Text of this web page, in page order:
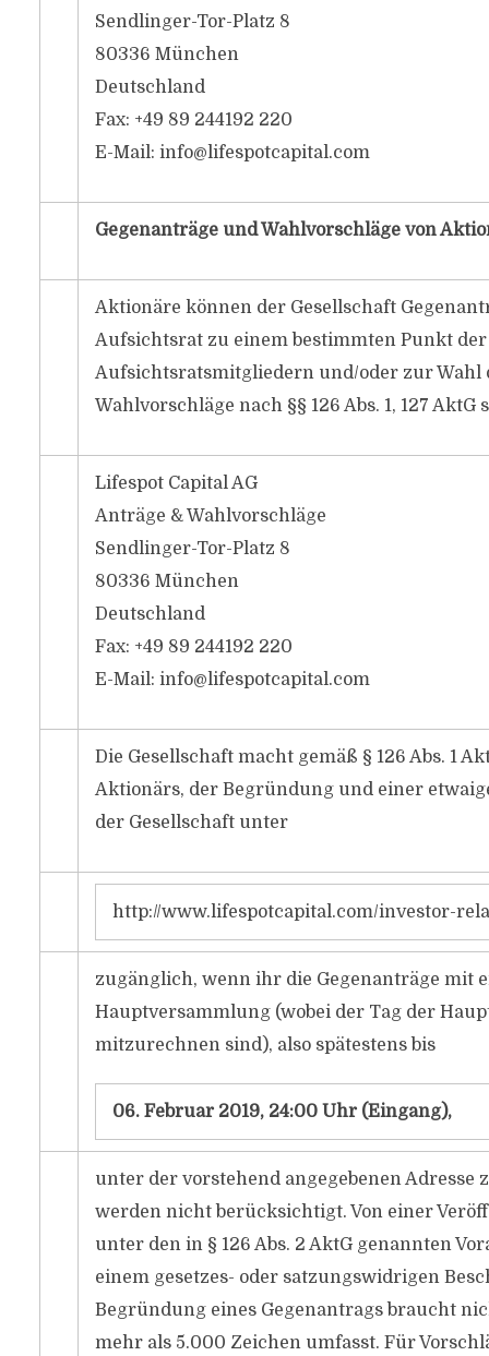
Sendlinger-Tor-Platz 8
80336 München
Deutschland
Fax: +49 89 244192 220
E-Mail: info@lifespotcapital.com
Gegenanträge und Wahlvorschläge von
Aktionäre können der Gesellschaft
Aufsichtsrat zu einem bestimmten Punkt
Aufsichtsratsmitgliedern und/oder zur Wahl
Wahlvorschläge nach §§ 126 Abs. 1, 127
Lifespot Capital AG
Anträge & Wahlvorschläge
Sendlinger-Tor-Platz 8
80336 München
Deutschland
Fax: +49 89 244192 220
E-Mail: info@lifespotcapital.com
Die Gesellschaft macht gemäß § 126 Abs. 1
Aktionärs, der Begründung und einer
der Gesellschaft unter
http://www.lifespotcapital.com/investor-
zugänglich, wenn ihr die Gegenanträge mit
Hauptversammlung (wobei der Tag der
mitzurechnen sind), also spätestens bis
06. Februar 2019, 24:00 Uhr (Eingang),
unter der vorstehend angegebenen
werden nicht berücksichtigt. Von einer
unter den in § 126 Abs. 2 AktG genannten
einem gesetzes- oder satzungswidrigen
Begründung eines Gegenantrags braucht
mehr als 5.000 Zeichen umfasst. Für